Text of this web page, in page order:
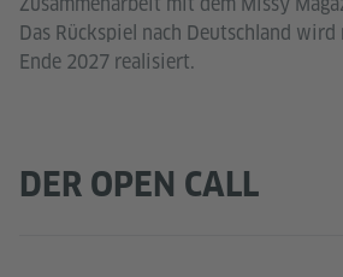
Das Rückspiel nach Deutschland
Ende 2027 realisiert.
DER OPEN CALL